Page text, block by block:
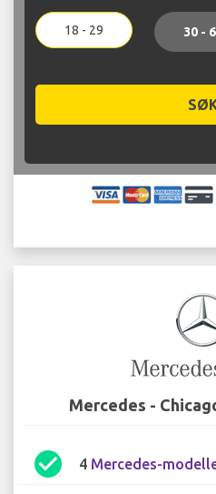
18 - 29 30 -
Mercedes -
check_circle 4 Mercedes-